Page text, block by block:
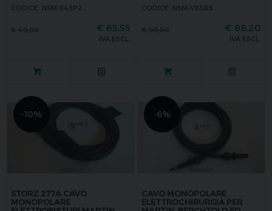
CODICE: NSM-S43P2
€ 65,55
IVA ESCL.
CODICE: NSM-V85RS
€ 88,20
IVA ESCL.
-10%
STORZ 277A CAVO
MONOPOLARE
-6%
CAVO MONOPOLARE
ELETTROCHIRURGIA PER